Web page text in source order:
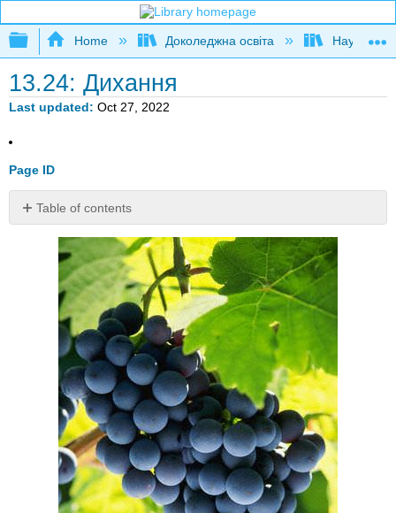
Expand/collapse global hierarchy
Home Доколеджна освіта Наука і
13.24: Дихання
Last updated Oct 27, 2022
Page ID
Table of contents
Чому?
вони
мають
спільного
ковтком
повітря?
Подорож
ковтком
повітря
Вентиляція
Обмін
легеневих